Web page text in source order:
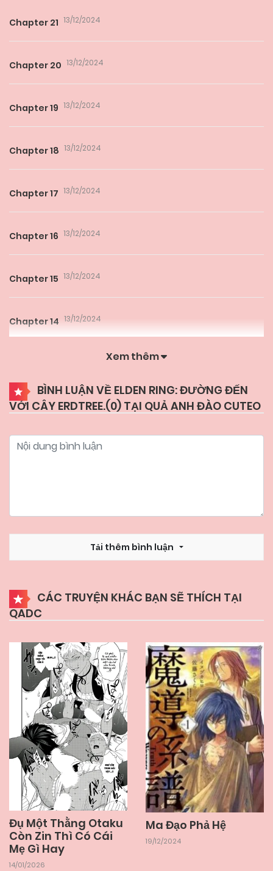
Chapter 21 13/12/2024
Chapter 20 13/12/2024
Chapter 19 13/12/2024
Chapter 18 13/12/2024
Chapter 17 13/12/2024
Chapter 16 13/12/2024
Chapter 15 13/12/2024
Chapter 14 13/12/2024
Chapter 12 13/12/2024
Chapter 11 13/12/2024
Chapter 9 13/12/2024
Chapter 7 13/12/2024
Chapter 6 13/12/2024
Chapter 5 13/12/2024
Chapter 4 13/12/2024
Chapter 3 13/12/2024
Chapter 2 13/12/2024
Xem thêm
BÌNH LUẬN VỀ ELDEN RING: ĐƯỜNG ĐẾN
VỚI CÂY ERDTREE.(0) TẠI QUẢ ANH ĐÀO CUTEO
Tải thêm bình luận
CÁC TRUYỆN KHÁC BẠN SẼ THÍCH TẠI
QADC
Đụ Một Thằng Otaku
Còn Zin Thì Có Cái
Mẹ Gì Hay
14/01/2026
Ma Đạo Phả Hệ
19/12/2024